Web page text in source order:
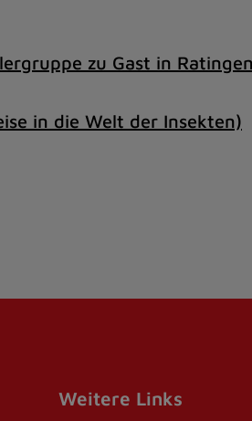
zu Gast in
in die Welt der Insekten)
Weitere Links